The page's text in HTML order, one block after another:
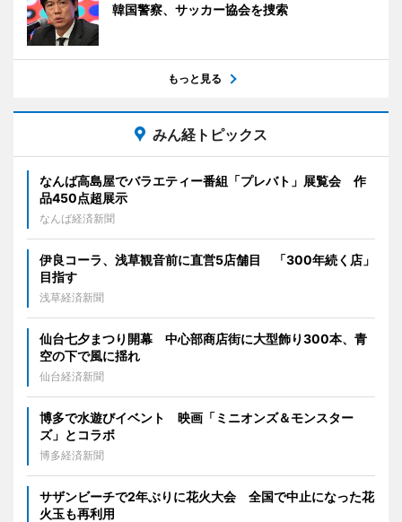
韓国警察、サッカー協会を捜索
もっと見る
みん経トピックス
なんば高島屋でバラエティー番組「プレバト」展覧会 作
品450点超展示
なんば経済新聞
伊良コーラ、浅草観音前に直営5店舗目 「300年続く店」
目指す
浅草経済新聞
仙台七夕まつり開幕 中心部商店街に大型飾り300本、青
空の下で風に揺れ
仙台経済新聞
博多で水遊びイベント 映画「ミニオンズ＆モンスター
ズ」とコラボ
博多経済新聞
サザンビーチで2年ぶりに花火大会 全国で中止になった花
火玉も再利用